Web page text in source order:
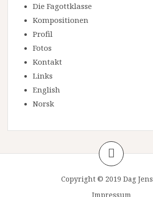
Die Fagottklasse
Kompositionen
Profil
Fotos
Kontakt
Links
English
Norsk
Copyright © 2019 Dag
Impressum